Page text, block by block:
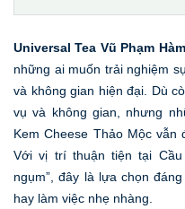
Universal Tea Vũ Phạm Hàm
những ai muốn trải nghiệm
và không gian hiện đại. Dù
vụ và không gian, nhưng
Kem Cheese Thảo Mộc vẫn
Với vị trí thuận tiện tại
ngụm”, đây là lựa chọn
hay làm việc nhẹ nhàng.